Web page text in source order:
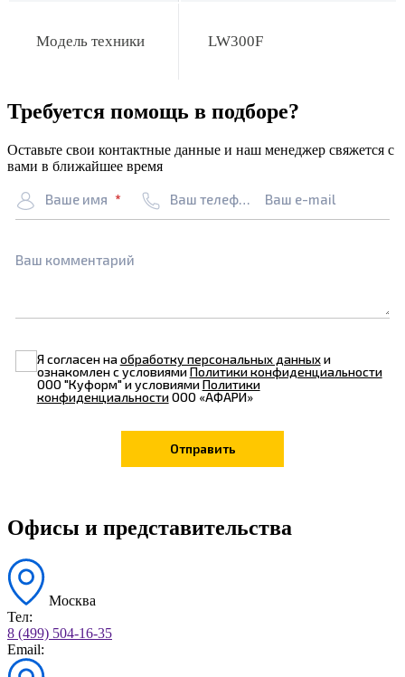
Модель техники LW300F
Требуется помощь в подборе?
Оставьте свои контактные данные и наш менеджер свяжется с
вами в ближайшее время
Ваше имя Ваш телефон Ваш e-mail
Ваш комментарий
Я согласен наобработку персональных данныхи
ознакомлен с условиямиПолитики конфиденциальности
ООО "Куформ" и условиямиПолитики
конфиденциальностиООО «АФАРИ»
Офисы и представительства
Москва
Тел:
8 (499) 504-16-35
Email: